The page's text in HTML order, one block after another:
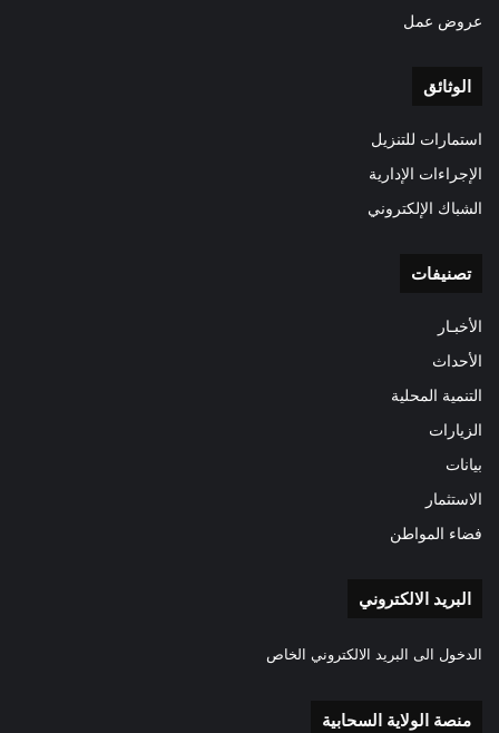
عروض عمل
الوثائق
استمارات للتنزيل
الإجراءات الإدارية
الشباك الإلكتروني
تصنيفات
الأخبـار
الأحداث
التنمية المحلية
الزيارات
بيانات
الاستثمار
فضاء المواطن
البريد الالكتروني
الدخول الى البريد الالكتروني الخاص
منصة الولاية السحابية